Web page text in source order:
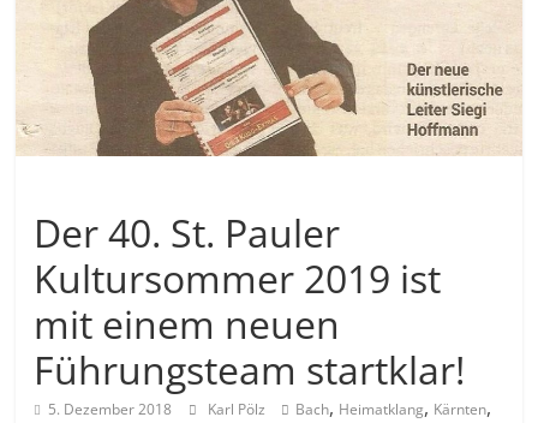
Der 40. St. Pauler
Kultursommer 2019 ist
mit einem neuen
Führungsteam startklar!
5. Dezember 2018 Karl Pölz Bach, Heimatklang, Kärnten,